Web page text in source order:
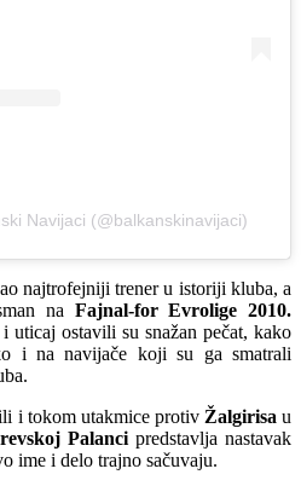
Navijaci (@balkanskinavijaci)
najtrofejniji trener u istoriji kluba, a
na Fajnal-for Evrolige 2010.
uticaj ostavili su snažan pečat, kako
i na navijače koji su ga smatrali
i tokom utakmice protiv Žalgirisa u
Palanci predstavlja nastavak
ime i delo trajno sačuvaju.